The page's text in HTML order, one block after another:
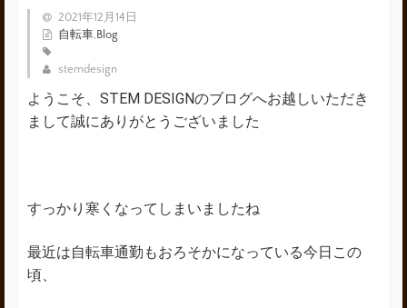
2021年12月14日
自転車, Blog
stemdesign
ようこそ、STEM DESIGNのブログへお越しいただき
まして誠にありがとうございました
すっかり寒くなってしまいましたね
最近は自転車通勤もおろそかになっている今日この
頃、